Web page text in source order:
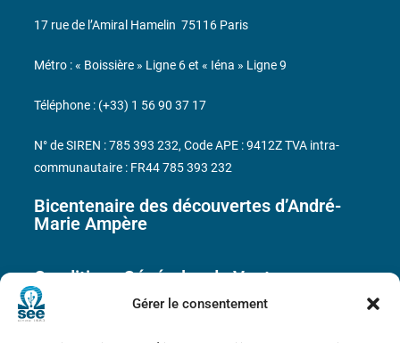
Gérer le consentement
Bicentenaire des découvertes d’André-
Marie Ampère
Conditions Générales de Vente
17 rue de l’Amiral Hamelin 75116 Paris
Métro : « Boissière » Ligne 6 et « Iéna » Ligne 9
Téléphone : (+33) 1 56 90 37 17
N° de SIREN : 785 393 232, Code APE : 9412Z TVA intra-
communautaire : FR44 785 393 232